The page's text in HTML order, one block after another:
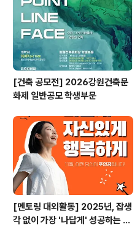
[건축 공모전] 2026강원건축문
화제 일반공모 학생부문
[멘토링 대외활동] 2025년, 잡생
각 없이 가장 '나답게' 성공하는 법